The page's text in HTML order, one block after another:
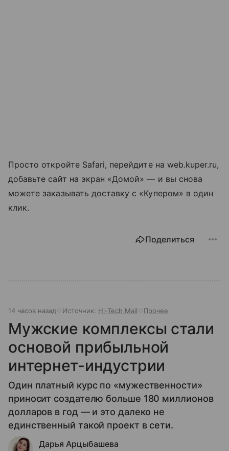
Просто откройте Safari, перейдите на web.kuper.ru,
добавьте сайт на экран «Домой» — и вы снова
можете заказывать доставку с «Купером» в один
клик.
Поделиться
14 часов назад Источник: Hi-Tech Mail Прочее
Мужские комплексы стали
основой прибыльной
интернет-индустрии
Один платный курс по «мужественности»
приносит создателю больше 180 миллионов
долларов в год — и это далеко не
единственный такой проект в сети.
Дарья Арцыбашева